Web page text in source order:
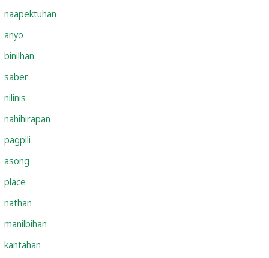
naapektuhan
anyo
binilhan
saber
nilinis
nahihirapan
pagpili
asong
place
nathan
manilbihan
kantahan